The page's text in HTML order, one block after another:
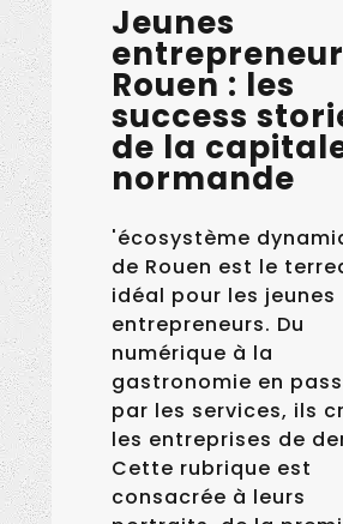
Jeunes
Rouen : les
success
de la
normande
'écosystème
de Rouen est le
idéal pour les jeunes
entrepreneurs. Du
numérique à la
gastronomie en
par les services, ils
les entreprises de
Cette rubrique est
consacrée à leurs